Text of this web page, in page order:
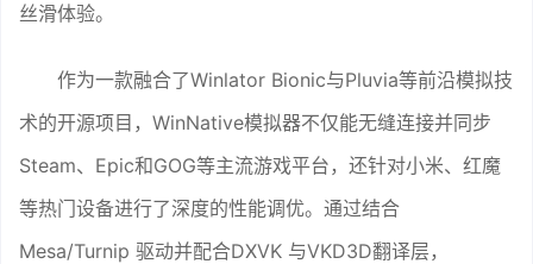
丝滑体验。
作为一款融合了Winlator Bionic与Pluvia等前沿模拟技
术的开源项目，WinNative模拟器不仅能无缝连接并同步
Steam、Epic和GOG等主流游戏平台，还针对小米、红魔
等热门设备进行了深度的性能调优。通过结合
Mesa/Turnip 驱动并配合DXVK 与VKD3D翻译层，